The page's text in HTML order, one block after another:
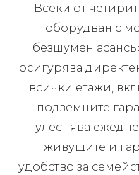
Всеки от
оборудван с
безшумен
осигурява
всички етажи,
подземните
улеснява
живущите и
удобство за